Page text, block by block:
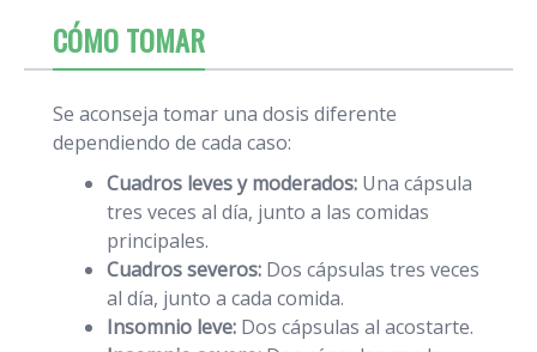
CÓMO TOMAR
Se aconseja tomar una dosis diferente
dependiendo de cada caso:
Cuadros leves y moderados: Una cápsula
tres veces al día, junto a las comidas
principales.
Cuadros severos: Dos cápsulas tres veces
al día, junto a cada comida.
Insomnio leve: Dos cápsulas al acostarte.